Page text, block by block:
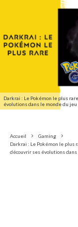
Darkrai : Le Pokémon le plus
évolutions dans le monde du jeu
Accueil
Gaming
Darkrai : Le Pokémon le plus
découvrir ses évolutions